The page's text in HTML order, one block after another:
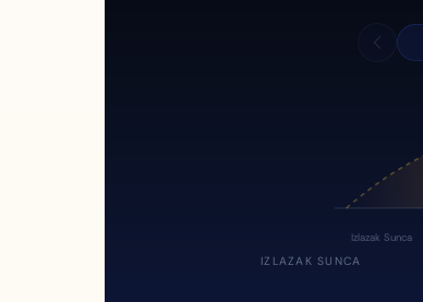
Izlazak Sunca
IZLAZAK SUNCA